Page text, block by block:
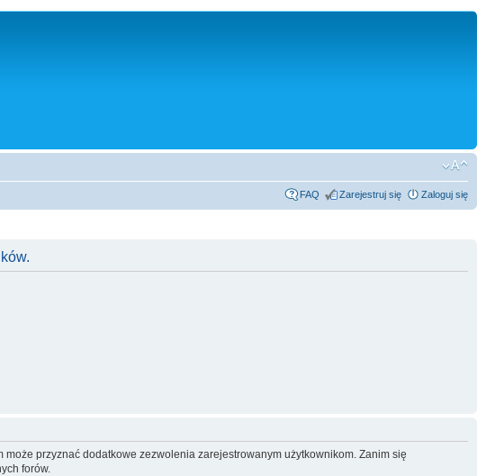
FAQ Zarejestruj się Zaloguj się
przyznać dodatkowe zezwolenia zarejestrowanym użytkownikom. Zanim się
forów.